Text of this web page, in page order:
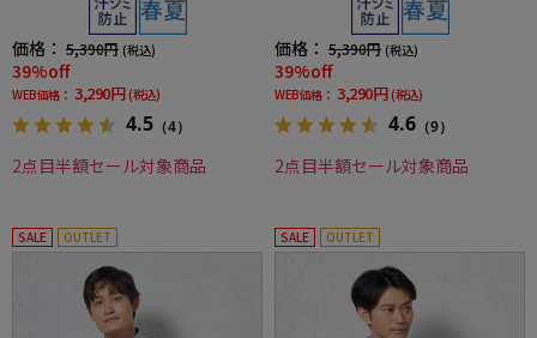
価格： 5,390円 (税込)
39%off
WEB価格： 3,290円 (税込)
4.5 （4）
2点目半額セール対象商品
価格： 5,390円 (税込)
39%off
WEB価格： 3,290円 (税込)
4.6 （9）
2点目半額セール対象商品
SALE OUTLET SALE OUTLET